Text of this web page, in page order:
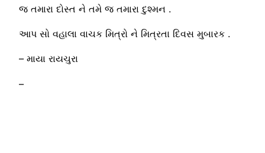
જ તમારા દોસ્ત ને તમે જ તમારા દુશ્મન .
આપ સો વહાલા વાચક મિત્રો ને મિત્રતા દિવસ મુબારક .
– માયા રાયચુરા
–